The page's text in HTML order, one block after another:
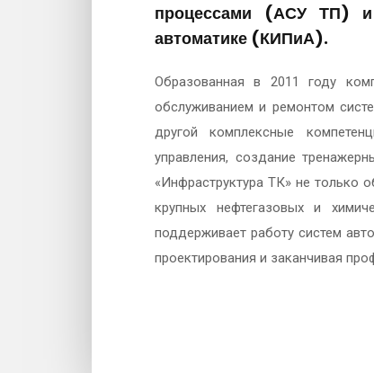
процессами (АСУ ТП) и
автоматике (КИПиА).
Образованная в 2011 году
обслуживанием и ремонтом
другой комплексные
управления, создание
«Инфраструктура ТК» не
крупных нефтегазовых и
поддерживает работу систем
проектирования и заканчивая